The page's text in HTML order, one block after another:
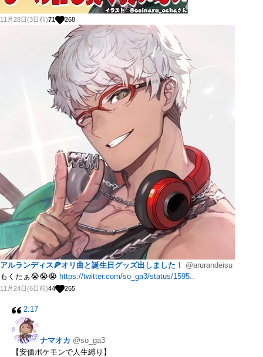
11月28日(3日前)71 268
アルランディス🍕オリ曲と誕生日グッズ出しました！
@arurandeisu
もくたぁ😭😭😭 https://twitter.com/so_ga3/status/1595..
11月24日(6日前)44 265
2:17
ナマオカ @so_ga3
【安価ポケモンで人生縛り】